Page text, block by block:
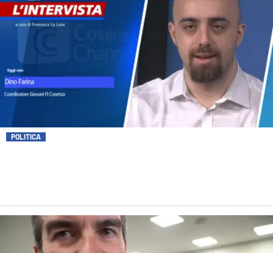
LaC
Network
LACPLAY.IT
LACTV.IT
LACONAIR.IT
ILREGGINO.IT
LACAPITALENEWS.IT
POLITICA